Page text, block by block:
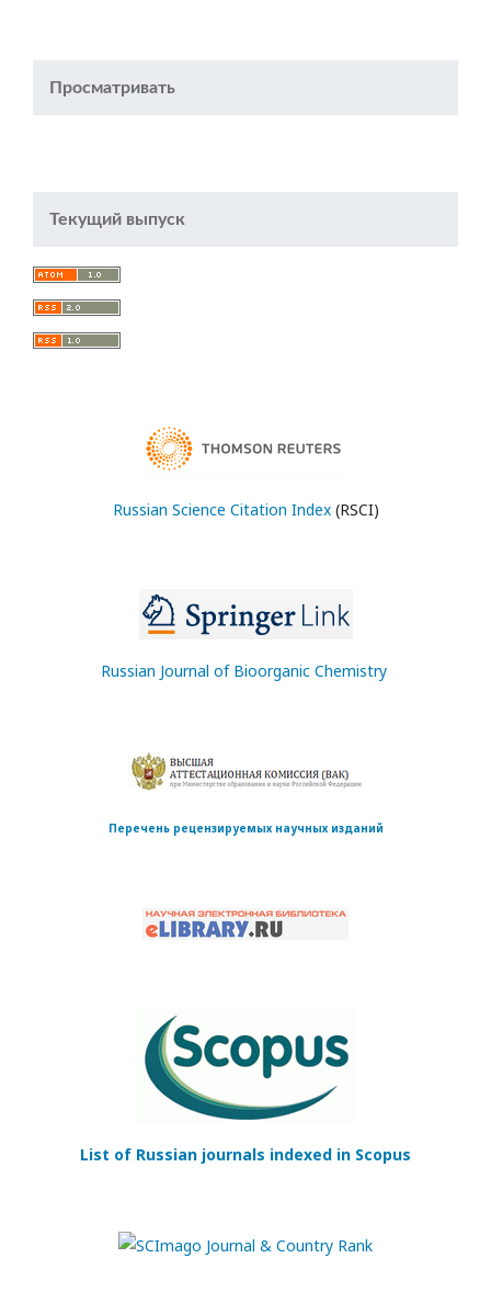
Просматривать
Текущий выпуск
Russian Science Citation Index(RSCI)
Russian Journal of Bioorganic Chemistry
Перечень рецензируемых научных изданий
List of Russian journals indexed in Scopus